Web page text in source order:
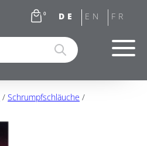
0
/ Schrumpfschläuche /